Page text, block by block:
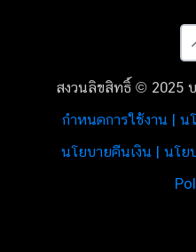
สงวนลิขสิทธิ์ © 2025
กำหนดการใช้งาน | น
นโยบายคืนเงิน | นโย